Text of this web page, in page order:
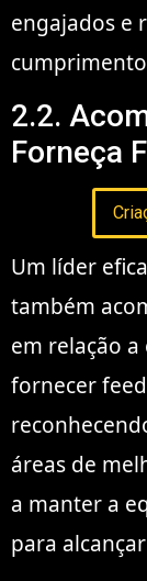
engajados e
2.2.
Forneça
Um líder
também
em relação a
fornecer
áreas de
a manter a
para